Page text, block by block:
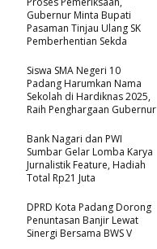
Gubernur Minta Bupati
Pasaman Tinjau Ulang SK
Pemberhentian Sekda
Siswa SMA Negeri 10
Padang Harumkan Nama
Sekolah di Hardiknas 2025,
Raih Penghargaan Gubernur
Bank Nagari dan PWI
Sumbar Gelar Lomba Karya
Jurnalistik Feature, Hadiah
Total Rp21 Juta
DPRD Kota Padang Dorong
Penuntasan Banjir Lewat
Sinergi Bersama BWS V